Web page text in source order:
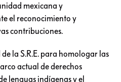
mexicana y
el reconocimiento y
contribuciones.
la S.R.E. para homologar las
actual de derechos
lenguas indígenas y el